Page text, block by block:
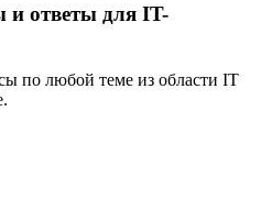
ответы для IT-
по любой теме из области IT